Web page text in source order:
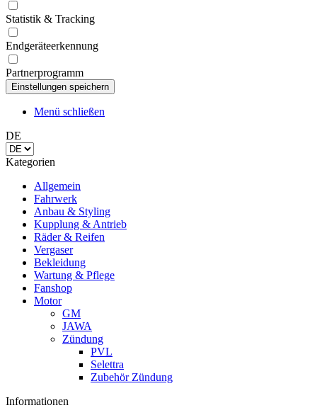
Statistik & Tracking
Endgeräteerkennung
Partnerprogramm
Menü schließen
DE
Kategorien
Allgemein
Fahrwerk
Anbau & Styling
Kupplung & Antrieb
Räder & Reifen
Vergaser
Bekleidung
Wartung & Pflege
Fanshop
Motor
GM
JAWA
Zündung
PVL
Selettra
Zubehör Zündung
Informationen